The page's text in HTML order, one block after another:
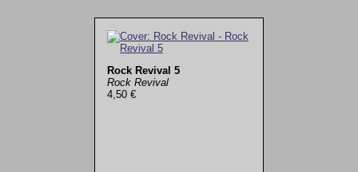
Rock Revival 5
Rock Revival
4,50 €